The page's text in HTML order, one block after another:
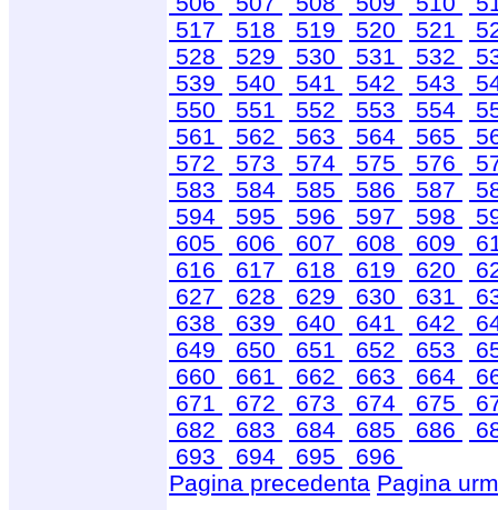
517
518 519 520 521
528
529 530 531 532
539
540 541 542 543
550
551 552 553 554
561
562 563 564 565
572
573 574 575 576
583
584 585 586 587
594
595 596 597 598
605
606 607 608 609
616
617 618 619 620
627
628 629 630 631
638
639 640 641 642
649
650 651 652 653
660
661 662 663 664
671
672 673 674 675
682
683 684 685 686
693
694 695
696
Pagina precedenta Pagina